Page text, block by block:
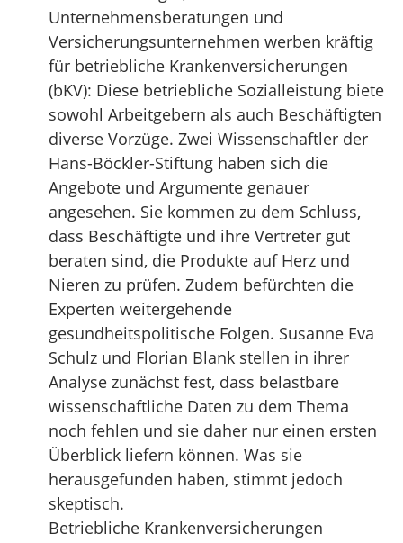
Unternehmensberatungen und
Versicherungsunternehmen werben kräftig
für betriebliche Krankenversicherungen
(bKV): Diese betriebliche Sozialleistung biete
sowohl Arbeitgebern als auch Beschäftigten
diverse Vorzüge. Zwei Wissenschaftler der
Hans-Böckler-Stiftung haben sich die
Angebote und Argumente genauer
angesehen. Sie kommen zu dem Schluss,
dass Beschäftigte und ihre Vertreter gut
beraten sind, die Produkte auf Herz und
Nieren zu prüfen. Zudem befürchten die
Experten weitergehende
gesundheitspolitische Folgen. Susanne Eva
Schulz und Florian Blank stellen in ihrer
Analyse zunächst fest, dass belastbare
wissenschaftliche Daten zu dem Thema
noch fehlen und sie daher nur einen ersten
Überblick liefern können. Was sie
herausgefunden haben, stimmt jedoch
skeptisch.
Betriebliche Krankenversicherungen